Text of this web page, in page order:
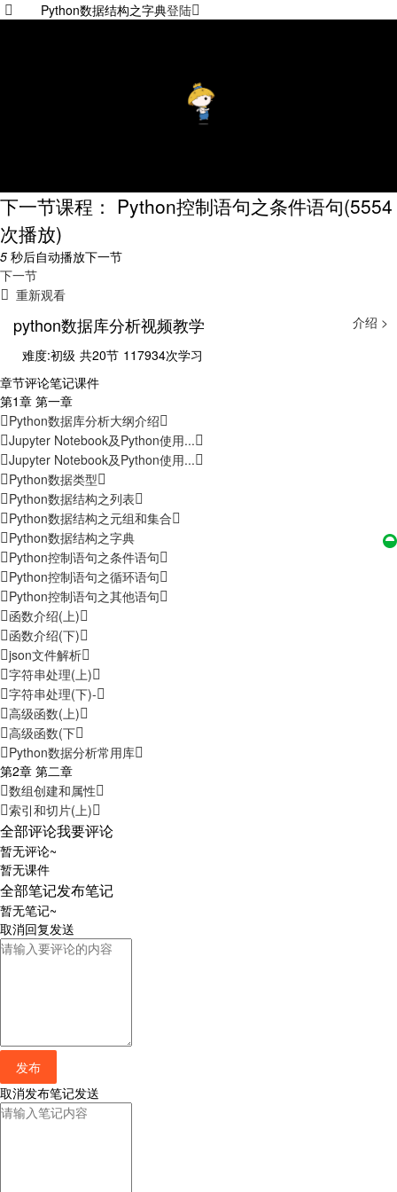
Python数据结构之字典登陆
下一节课程： Python控制语句之条件语句(5554
次播放)
5 秒后自动播放下一节
下一节
重新观看
介绍 >
python数据库分析视频教学
难度:初级 共20节 117934次学习
章节评论笔记课件
第1章 第一章
Python数据库分析大纲介绍
Jupyter Notebook及Python使用...
Jupyter Notebook及Python使用...
Python数据类型
Python数据结构之列表
Python数据结构之元组和集合
Python数据结构之字典
Python控制语句之条件语句
Python控制语句之循环语句
Python控制语句之其他语句
函数介绍(上)
函数介绍(下)
json文件解析
字符串处理(上)
字符串处理(下)-
高级函数(上)
高级函数(下
Python数据分析常用库
第2章 第二章
数组创建和属性
索引和切片(上)
全部评论我要评论
暂无评论~
暂无课件
全部笔记发布笔记
暂无笔记~
取消回复发送
发布
取消发布笔记发送